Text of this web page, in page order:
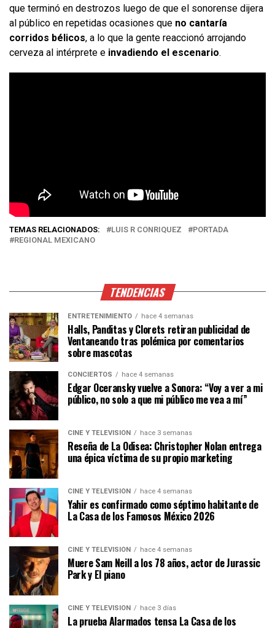
que terminó en destrozos luego de que el sonorense dijera
al público en repetidas ocasiones que no cantaría
corridos bélicos, a lo que la gente reaccionó arrojando
cerveza al intérprete e invadiendo el escenario.
TEMAS RELACIONADOS: LUIS R CONRIQUEZ
PORTADA
REGIONAL MEXICANO
TENDENCIAS
ENTRETENIMIENTO hace 4 semanas
Halls, Panditas y Clorets retiran publicidad de
Ventaneando tras polémica por comentarios
sobre mascotas
CONCIERTOS hace 4 semanas
Edgar Oceransky vuelve a Sonora: “Voy a ver a mi
público, no solo a que mi público me vea a mí”
CINE Y TELEVISIÓN hace 3 semanas
Reseña de La Odisea: Christopher Nolan entrega
una épica víctima de su propio marketing
CINE Y TELEVISIÓN hace 4 semanas
Yahir es confirmado como séptimo habitante de
La Casa de los Famosos México 2026
CINE Y TELEVISIÓN hace 4 semanas
Muere Sam Neill a los 78 años, actor de Jurassic
Park y El piano
CINE Y TELEVISIÓN hace 3 días
La prueba Alarmados tensa La Casa de los